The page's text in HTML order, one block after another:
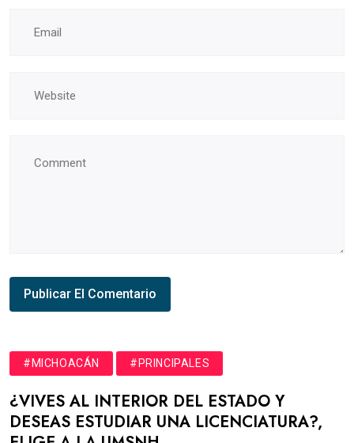
#MICHOACÁN #PRINCIPALES
¿VIVES AL INTERIOR DEL ESTADO Y
DESEAS ESTUDIAR UNA LICENCIATURA?,